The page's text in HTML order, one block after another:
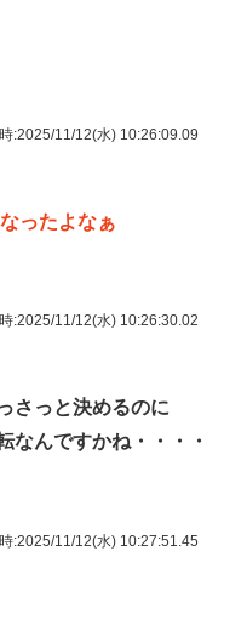
:2025/11/12(水) 10:26:09.09
ったよなぁ
:2025/11/12(水) 10:26:30.02
さっと決めるのに
なんですかね・・・・
:2025/11/12(水) 10:27:51.45